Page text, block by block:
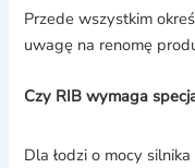
Przede wszystkim
uwagę na renomę
Czy RIB wymaga
Dla łodzi o mocy